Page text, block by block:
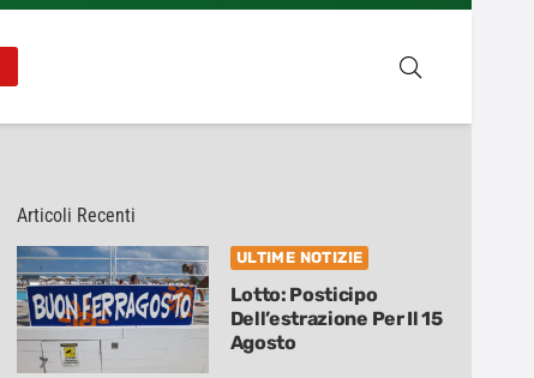
Articoli Recenti
ULTIME NOTIZIE
Lotto: Posticipo
Dell’estrazione Per Il 15
Agosto